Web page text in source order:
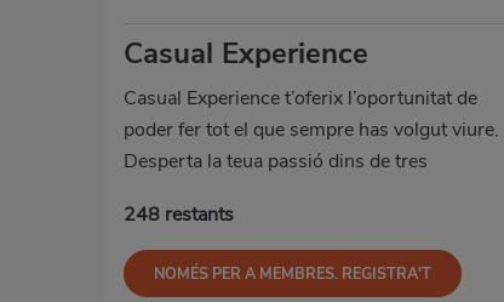
Casual Experience
Casual Experience t’oferix l’oportunitat de
poder fer tot el que sempre has volgut viure.
Desperta la teua passió dins de tres
com surf, rutes en 4x4, etc.; benestar, amb
tractaments i circuits SPA, i gurmet, amb les
nostres visites i tastos en els millors cellers.
248 restants
NOMÉS PER A MEMBRES. REGISTRA'T